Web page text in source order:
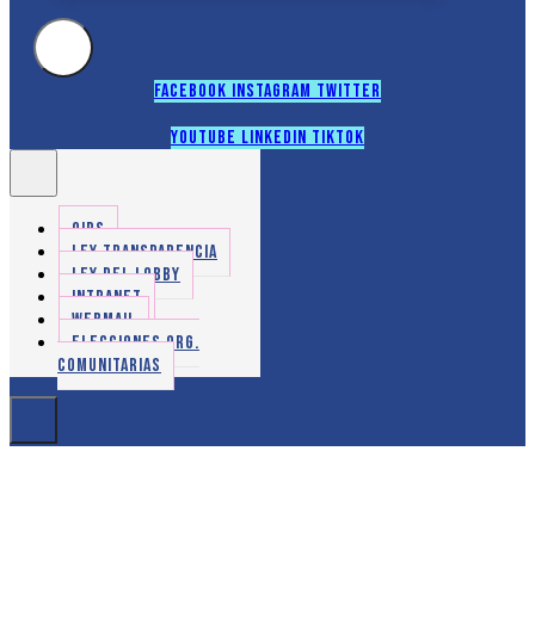
Facebook Instagram Twitter
Youtube Linkedin Tiktok
OIRS
LEY TRANSPARENCIA
LEY DEL LOBBY
INTRANET
WEBMAIL
ELECCIONES ORG.
COMUNITARIAS